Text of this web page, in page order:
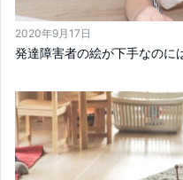
2020年9月17日
発達障害者の絵が下手なのに